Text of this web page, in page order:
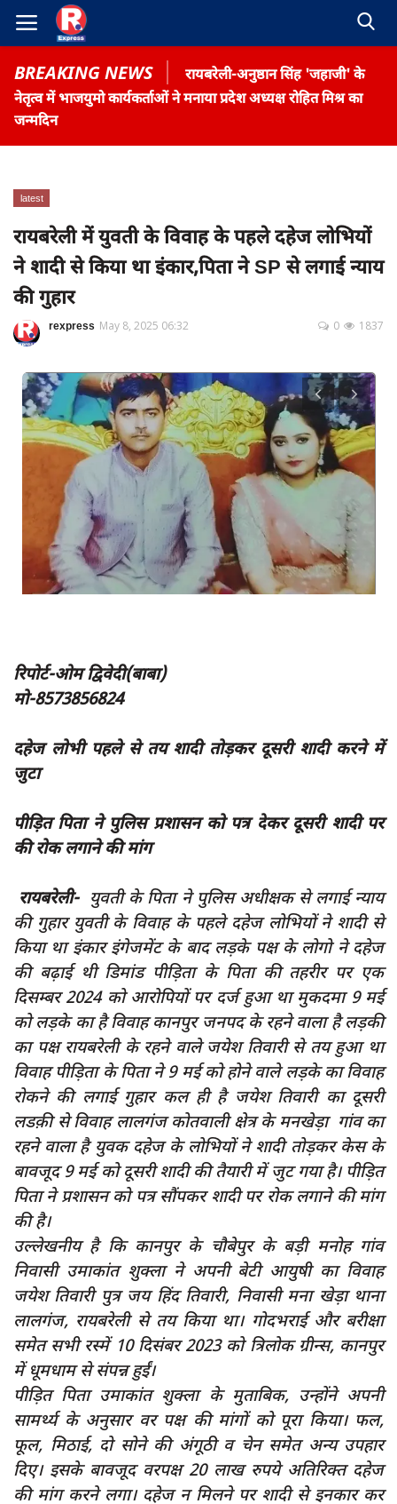
BREAKING NEWS
रायबरेली-अनुष्ठान सिंह 'जहाजी' के
नेतृत्व में भाजयुमो कार्यकर्ताओं ने मनाया प्रदेश अध्यक्ष रोहित मिश्र का
जन्मदिन
Home
Contact
Gallery
Terms & Conditions
रोजगार समाचार
Privacy Policy
App verify
समस्या
Covid-19
अपराध
राजनीति
शिक्षा
सामाजिक
खेल
latest
प्रशासनिक
editors-pick
Login
Register
English
latest
रायबरेली में युवती के विवाह के पहले दहेज लोभियों
ने शादी से किया था इंकार,पिता ने SP से लगाई न्याय
की गुहार
rexpress May 8, 2025 06:32 1837
0
रिपोर्ट-ओम द्विवेदी(बाबा)
मो-8573856824
दहेज लोभी पहले से तय शादी तोड़कर दूसरी शादी करने में
जुटा
पीड़ित पिता ने पुलिस प्रशासन को पत्र देकर दूसरी शादी पर
की रोक लगाने की मांग
रायबरेली-युवती के पिता ने पुलिस अधीक्षक से लगाई न्याय
की गुहार युवती के विवाह के पहले दहेज लोभियों ने शादी से
किया था इंकारइंगेजमेंट के बाद लड़के पक्ष के लोगो ने दहेज
की बढ़ाई थी डिमांड पीड़िता के पिता की तहरीर पर एक
दिसम्बर 2024 को आरोपियों पर दर्ज हुआ था मुकदमा9 मई
को लड़के का है विवाहकानपुर जनपद के रहने वाला है लड़की
का पक्षरायबरेली के रहने वाले जयेश तिवारी से तय हुआ था
विवाहपीड़िता के पिता ने 9 मई को होने वाले लड़के का विवाह
रोकने की लगाई गुहार कल ही है जयेश तिवारी का दूसरी
लडक़ी से विवाहलालगंज कोतवाली क्षेत्र के मनखेड़ा गांव का
रहने वाला है युवकदहेज के लोभियों ने शादी तोड़कर केस के
बावजूद 9 मई को दूसरी शादी की तैयारी में जुट गया है। पीड़ित
पिता ने प्रशासन को पत्र सौंपकर शादी पर रोक लगाने की मांग
की है।
उल्लेखनीय है कि कानपुर के चौबेपुर के बड़ी मनोह गांव
निवासी उमाकांत शुक्ला ने अपनी बेटी आयुषी का विवाह
जयेश तिवारी पुत्र जय हिंद तिवारी, निवासी मना खेड़ा थाना
लालगंज, रायबरेली से तय किया था। गोदभराई और बरीक्षा
समेत सभी रस्में 10 दिसंबर 2023 को त्रिलोक ग्रीन्स, कानपुर
में धूमधाम से संपन्न हुईं।
पीड़ित पिता उमाकांत शुक्ला के मुताबिक, उन्होंने अपनी
सामर्थ्य के अनुसार वर पक्ष की मांगों को पूरा किया। फल,
फूल, मिठाई, दो सोने की अंगूठी व चेन समेत अन्य उपहार
दिए। इसके बावजूद वरपक्ष 20 लाख रुपये अतिरिक्त दहेज
की मांग करने लगा। दहेज न मिलने पर शादी से इनकार कर